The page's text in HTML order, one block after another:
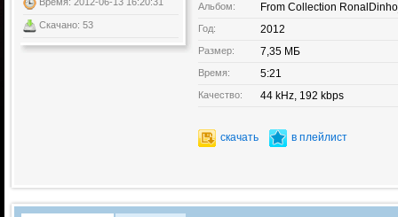
Скачано: 53
Альбом: From Collection
Год: 2012
Размер: 7,35 МБ
Время: 5:21
Качество: 44 kHz, 192 kbps
скачать в плейлист